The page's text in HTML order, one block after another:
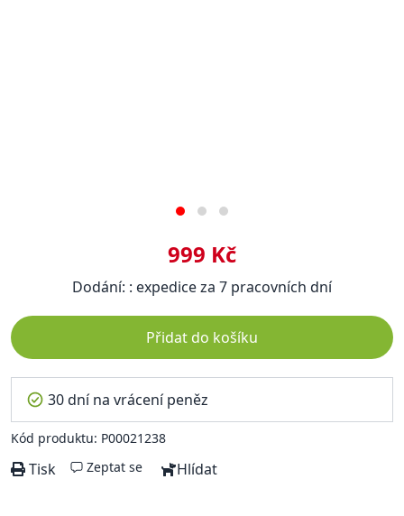
999 Kč
Dodání: : expedice za 7 pracovních dní
Přidat do košíku
30 dní na vrácení peněz
Kód produktu: P00021238
Tisk Zeptat se Hlídat